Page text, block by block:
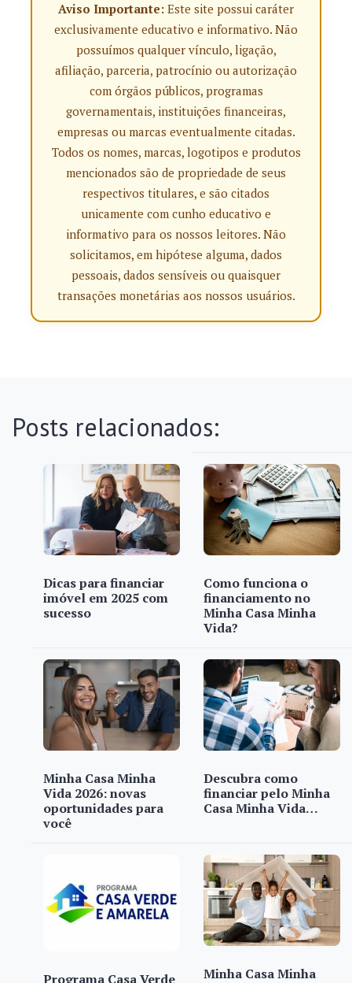
Aviso Importante: Este site possui caráter
exclusivamente educativo e informativo. Não
possuímos qualquer vínculo, ligação,
afiliação, parceria, patrocínio ou autorização
com órgãos públicos, programas
governamentais, instituições financeiras,
empresas ou marcas eventualmente citadas.
Todos os nomes, marcas, logotipos e produtos
mencionados são de propriedade de seus
respectivos titulares, e são citados
unicamente com cunho educativo e
informativo para os nossos leitores. Não
solicitamos, em hipótese alguma, dados
pessoais, dados sensíveis ou quaisquer
transações monetárias aos nossos usuários.
Posts relacionados:
Dicas para financiar
imóvel em 2025 com
sucesso
Como funciona o
financiamento no
Minha Casa Minha
Vida?
Minha Casa Minha
Vida 2026: novas
oportunidades para
você
Descubra como
financiar pelo Minha
Casa Minha Vida…
Programa Casa Verde
Minha Casa Minha